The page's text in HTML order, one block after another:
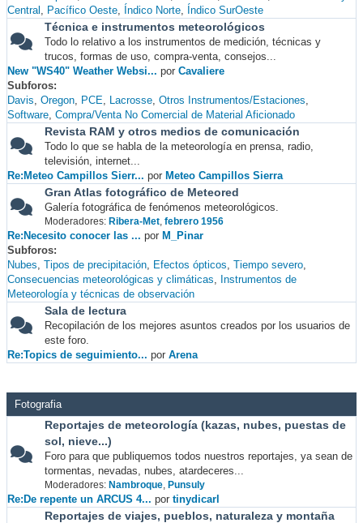
Central
Pacífico Oeste Índico Norte Índico SurOeste
Técnica e instrumentos meteorológicos
Todo lo relativo a los instrumentos de medición, técnicas y
trucos, formas de uso, compra-venta, consejos...
New "WS40" Weather Websi... por Cavaliere
Subforos
Davis Oregon PCE Lacrosse Otros Instrumentos/Estaciones
Software Compra/Venta No Comercial de Material Aficionado
Revista RAM y otros medios de comunicación
Todo lo que se habla de la meteorología en prensa, radio,
televisión, internet...
Re:Meteo Campillos Sierr... por Meteo Campillos Sierra
Gran Atlas fotográfico de Meteored
Galería fotográfica de fenómenos meteorológicos.
Moderadores: Ribera-Met, febrero 1956
Re:Necesito conocer las ... por M_Pinar
Subforos
Nubes Tipos de precipitación Efectos ópticos Tiempo severo
Consecuencias meteorológicas y climáticas
Instrumentos de
Meteorología y técnicas de observación
Sala de lectura
Recopilación de los mejores asuntos creados por los usuarios de
este foro.
Re:Topics de seguimiento... por Arena
Fotografia
Reportajes de meteorología (kazas, nubes, puestas de
sol, nieve...)
Foro para que publiquemos todos nuestros reportajes, ya sean de
tormentas, nevadas, nubes, atardeceres...
Moderadores: Nambroque, Punsuly
Re:De repente un ARCUS 4... por tinydicarl
Reportajes de viajes, pueblos, naturaleza y montaña